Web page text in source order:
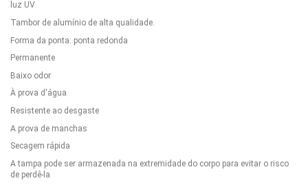
luz UV
Tambor de alumínio de alta qualidade.
Forma da ponta: ponta redonda
Permanente
Baixo odor
À prova d'água
Resistente ao desgaste
A prova de manchas
Secagem rápida
A tampa pode ser armazenada na extremidade do corpo para evitar o risco
de perdê-la